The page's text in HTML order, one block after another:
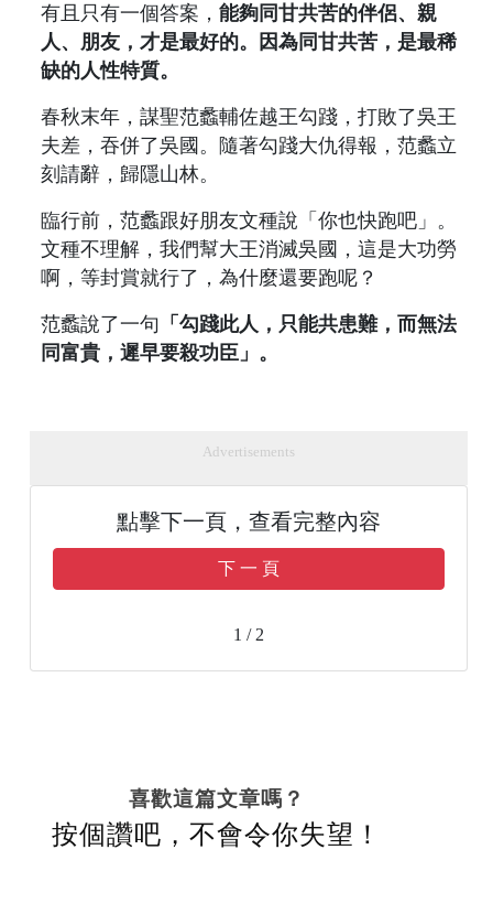
有且只有一個答案， 能夠同甘共苦的伴侶、親
人、朋友，才是最好的。因為同甘共苦，是最稀
缺的人性特質。
春秋末年，謀聖范蠡輔佐越王勾踐，打敗了吳王
夫差，吞併了吳國。隨著勾踐大仇得報，范蠡立
刻請辭，歸隱山林。
臨行前，范蠡跟好朋友文種說「你也快跑吧」。
文種不理解，我們幫大王消滅吳國，這是大功勞
啊，等封賞就行了，為什麼還要跑呢？
范蠡說了一句 「勾踐此人，只能共患難，而無法
同富貴，遲早要殺功臣」。
Advertisements
點擊下一頁，查看完整內容
下 一 頁
1 / 2
喜歡這篇文章嗎？
按個讚吧，不會令你失望！